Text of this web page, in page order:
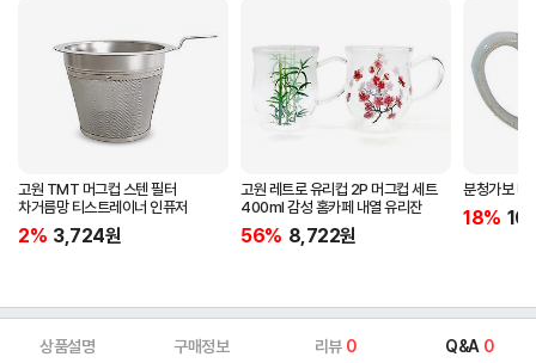
고원 TMT 머그컵 스텐 필터
차거름망 티스트레이너 인퓨저
2% 3,724원
고원 레트로 유리컵 2P 머그컵 세트
400ml 감성 홈카페 내열 유리잔
56% 8,722원
분청가보 머
18%
상품설명 구매정보 리뷰 0 Q&A 0